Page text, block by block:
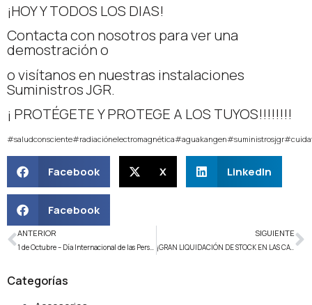
¡HOY Y TODOS LOS DIAS!
Contacta con nosotros para ver una
demostración o
o visítanos en nuestras instalaciones
Suministros JGR.
¡ PROTÉGETE Y PROTEGE A LOS TUYOS!!!!!!!!
#saludconsciente#radiaciónelectromagnética#aguakangen#suministrosjgr
Facebook X LinkedIn
Facebook
ANTERIOR
1 de Octubre – Día Internacional de las Personas Mayores
SIGUIENTE
¡GRAN LIQUIDACIÓN DE STOCK EN LAS CATEGORIAS SELECCIONADAS !
Categorías